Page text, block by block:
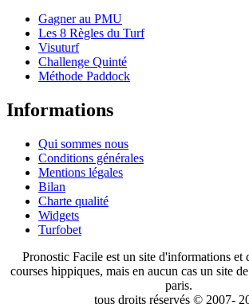
Gagner au PMU
Les 8 Règles du Turf
Visuturf
Challenge Quinté
Méthode Paddock
Informations
Qui sommes nous
Conditions générales
Mentions légales
Bilan
Charte qualité
Widgets
Turfobet
Pronostic Facile est un site d'informations et
courses hippiques, mais en aucun cas un site
paris.
tous droits réservés © 2007-